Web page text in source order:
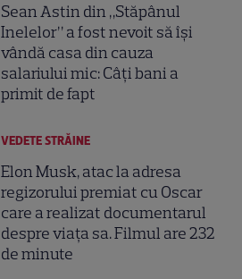
Sean Astin din „Stăpânul
Inelelor” a fost nevoit să își
vândă casa din cauza
salariului mic: Câți bani a
primit de fapt
VEDETE STRĂINE
Elon Musk, atac la adresa
regizorului premiat cu Oscar
care a realizat documentarul
despre viața sa. Filmul are 232
de minute